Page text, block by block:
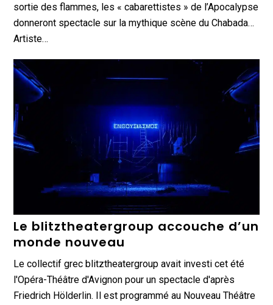
sortie des flammes, les « cabarettistes » de l’Apocalypse
donneront spectacle sur la mythique scène du Chabada…
Artiste…
Le blitztheatergroup accouche d’un
monde nouveau
Le collectif grec blitztheatergroup avait investi cet été
l'Opéra-Théâtre d'Avignon pour un spectacle d'après
Friedrich Hölderlin. Il est programmé au Nouveau Théâtre